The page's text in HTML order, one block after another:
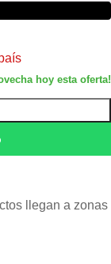
llegan a zonas